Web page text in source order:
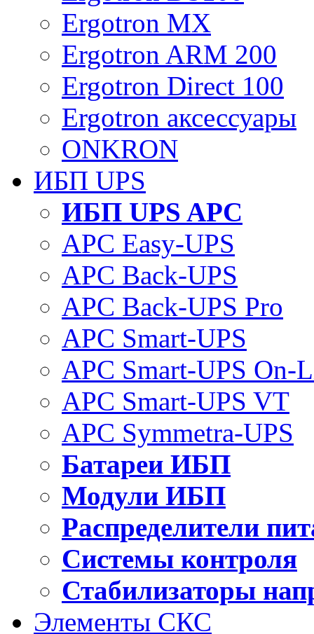
Ergotron MX
Ergotron ARM 200
Ergotron Direct 100
Ergotron аксессуары
ONKRON
ИБП UPS
ИБП UPS APC
APC Easy-UPS
APC Back-UPS
APC Back-UPS Pro
APC Smart-UPS
APC Smart-UPS On-
APC Smart-UPS VT
APC Symmetra-UPS
Батареи ИБП
Модули ИБП
Распределители
Системы контроля
Стабилизаторы
Элементы СКС